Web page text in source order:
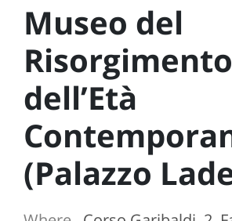
Museo del
dell’Età
(Palazzo